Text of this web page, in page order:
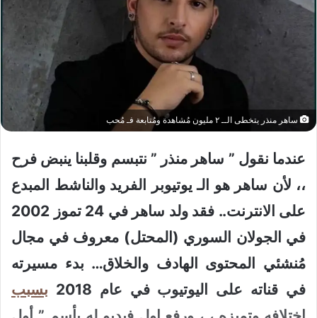
ساهر منذر يتخطى الــ ٢ مليون مُشاهدة ومُتابعة فـ مُحب
عندما نقول ” ساهر منذر ” نتبسم وقلبنا ينبض فرح
،، لأن ساهر هو الـ يوتيوبر الفريد والناشط المبدع
على الانترنت.. فقد ولد ساهر في 24 تموز 2002
في الجولان السوري (المحتل) معروف في مجال
مُنشئي المحتوى الهادف والخلاق… بدء مسيرته
في قناته على اليوتيوب في عام 2018
بسبب